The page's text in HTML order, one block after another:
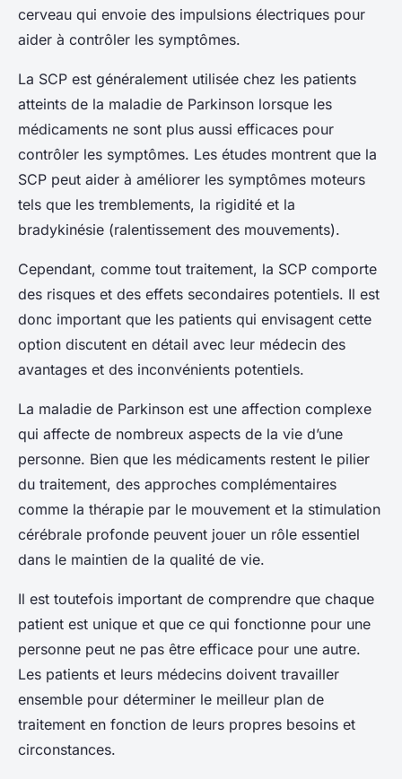
cerveau qui envoie des impulsions électriques pour
aider à contrôler les symptômes.
La SCP est généralement utilisée chez les patients
atteints de la maladie de Parkinson lorsque les
médicaments ne sont plus aussi efficaces pour
contrôler les symptômes. Les études montrent que la
SCP peut aider à améliorer les symptômes moteurs
tels que les tremblements, la rigidité et la
bradykinésie (ralentissement des mouvements).
Cependant, comme tout traitement, la SCP comporte
des risques et des effets secondaires potentiels. Il est
donc important que les patients qui envisagent cette
option discutent en détail avec leur médecin des
avantages et des inconvénients potentiels.
La maladie de Parkinson est une affection complexe
qui affecte de nombreux aspects de la vie d’une
personne. Bien que les médicaments restent le pilier
du traitement, des approches complémentaires
comme la thérapie par le mouvement et la stimulation
cérébrale profonde peuvent jouer un rôle essentiel
dans le maintien de la qualité de vie.
Il est toutefois important de comprendre que chaque
patient est unique et que ce qui fonctionne pour une
personne peut ne pas être efficace pour une autre.
Les patients et leurs médecins doivent travailler
ensemble pour déterminer le meilleur plan de
traitement en fonction de leurs propres besoins et
circonstances.